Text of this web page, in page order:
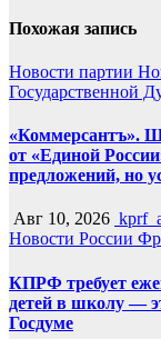
Похожая запись
Новости партии
Государственной
«Коммерсантъ».
от «Единой
предложений, но
Авг 10, 2026
Новости России
КПРФ требует
детей в школу —
Госдуме